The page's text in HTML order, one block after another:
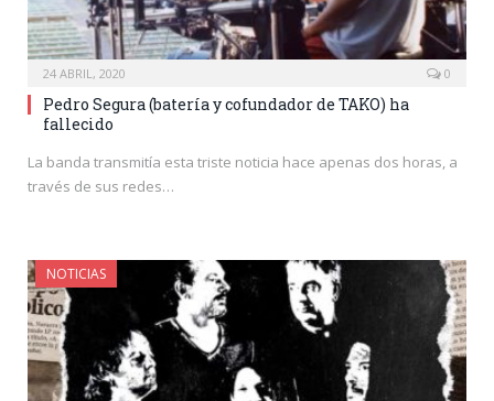
24 ABRIL, 2020 0
Pedro Segura (batería y cofundador de TAKO) ha
fallecido
La banda transmitía esta triste noticia hace apenas dos horas, a
través de sus redes…
NOTICIAS